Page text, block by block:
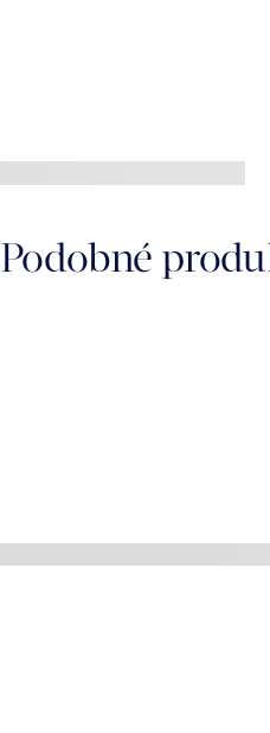
Podobné